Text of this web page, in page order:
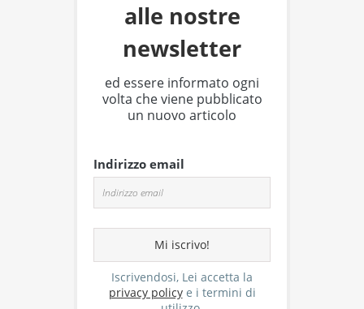
alle nostre
newsletter
ed essere informato ogni
volta che viene pubblicato
un nuovo articolo
Indirizzo email
Iscrivendosi, Lei accetta la
privacy policye i termini di